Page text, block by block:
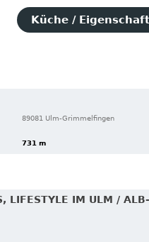
Küche /
89081 Ulm-Grimmelfingen
731 m
LIFESTYLE IM ULM /